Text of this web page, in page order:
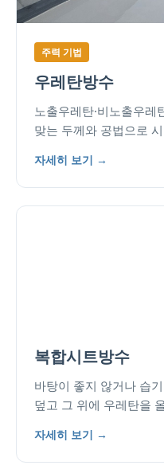
주력 기법
우레탄방수
노출우레탄·비노출우레
맞는 두께와 공법으로
자세히 보기 →
복합시트방수
바탕이 좋지 않거나 습
덮고 그 위에 우레탄을
자세히 보기 →